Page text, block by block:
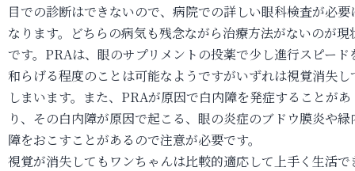
目での診断はできないので、病院での詳しい眼科検査が必要
なります。どちらの病気も残念ながら治療方法がないのが現
です。PRAは、眼のサプリメントの投薬で少し進行スピード
和らげる程度のことは可能なようですがいずれは視覚消失し
しまいます。また、PRAが原因で白内障を発症することがあ
り、その白内障が原因で起こる、眼の炎症のブドウ膜炎や緑
障をおこすことがあるので注意が必要です。
視覚が消失してもワンちゃんは比較的適応して上手く生活で